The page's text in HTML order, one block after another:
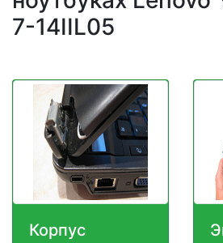
7-14IIL05
Корпус